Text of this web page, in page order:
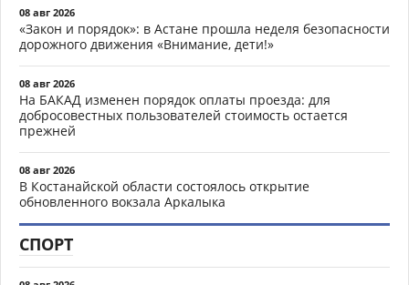
08 авг 2026
«Закон и порядок»: в Астане прошла неделя безопасности
дорожного движения «Внимание, дети!»
08 авг 2026
На БАКАД изменен порядок оплаты проезда: для
добросовестных пользователей стоимость остается
прежней
08 авг 2026
В Костанайской области состоялось открытие
обновленного вокзала Аркалыка
СПОРТ